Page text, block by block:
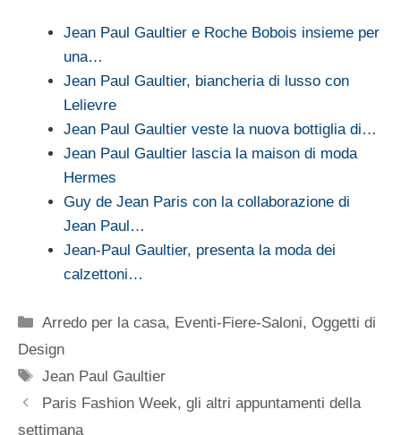
Jean Paul Gaultier e Roche Bobois insieme per
una…
Jean Paul Gaultier, biancheria di lusso con
Lelievre
Jean Paul Gaultier veste la nuova bottiglia di…
Jean Paul Gaultier lascia la maison di moda
Hermes
Guy de Jean Paris con la collaborazione di
Jean Paul…
Jean-Paul Gaultier, presenta la moda dei
calzettoni…
Categorie
Arredo per la casa, Eventi-Fiere-Saloni,Oggetti di
Design
Tag
Jean Paul Gaultier
Paris Fashion Week, gli altri appuntamenti della
settimana